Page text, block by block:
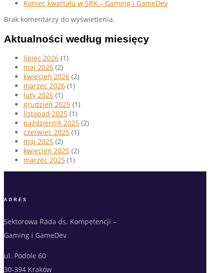
Koniec kwartału w SRK – Gaming i GameDev
Brak komentarzy do wyświetlenia.
Aktualności według miesięcy
lipiec 2026 (1)
maj 2026 (2)
kwiecień 2026 (2)
marzec 2026 (1)
luty 2026 (1)
grudzień 2025 (1)
listopad 2025 (1)
październik 2025 (2)
czerwiec 2025 (1)
maj 2025 (2)
kwiecień 2025 (2)
marzec 2025 (1)
ADRES
Sektorowa Rada ds. Kompetencji –
Gaming i GameDev
ul. Podole 60
30-394 Kraków